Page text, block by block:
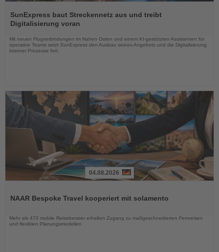
Sie
die
Nachrichten
SunExpress baut Streckennetz aus und treibt
Digitalisierung voran
Mit neuen Flugverbindungen im Nahen Osten und einem KI-gestützten Assistenten für
operative Teams setzt SunExpress den Ausbau seines Angebots und die Digitalisierung
interner Prozesse fort.
die
04.08.2026
NAAR Bespoke Travel kooperiert mit solamento
Mehr als 470 mobile Reiseberater erhalten Zugang zu maßgeschneiderten Fernreisen
und flexiblen Planungsmodellen